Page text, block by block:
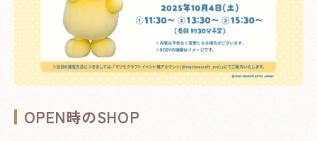
OPEN時のSHOP